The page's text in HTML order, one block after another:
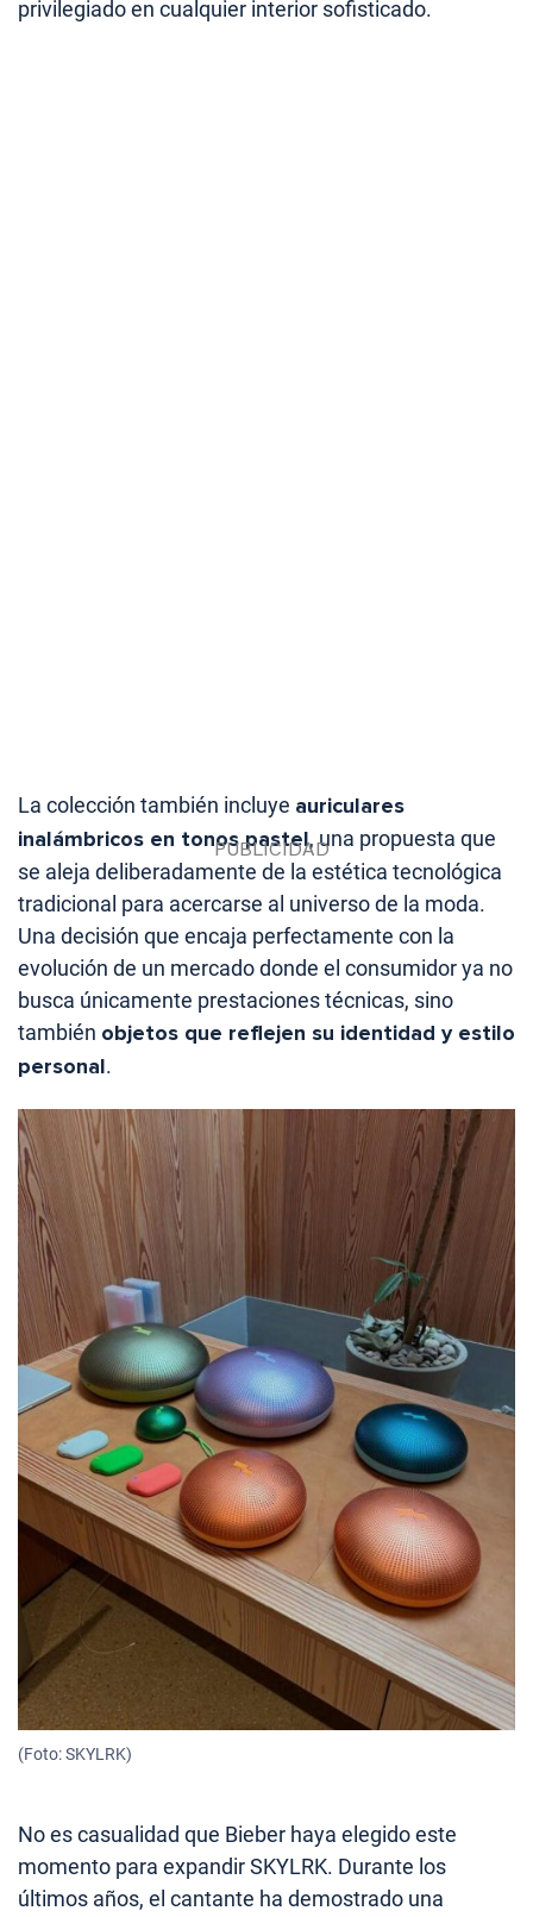
privilegiado en cualquier interior sofisticado.
La colección también incluye auriculares
inalámbricos en tonos pastel, una propuesta que
se aleja deliberadamente de la estética tecnológica
tradicional para acercarse al universo de la moda.
Una decisión que encaja perfectamente con la
evolución de un mercado donde el consumidor ya no
busca únicamente prestaciones técnicas, sino
también objetos que reflejen su identidad y estilo
personal.
(Foto: SKYLRK)
No es casualidad que Bieber haya elegido este
momento para expandir SKYLRK. Durante los
últimos años, el cantante ha demostrado una